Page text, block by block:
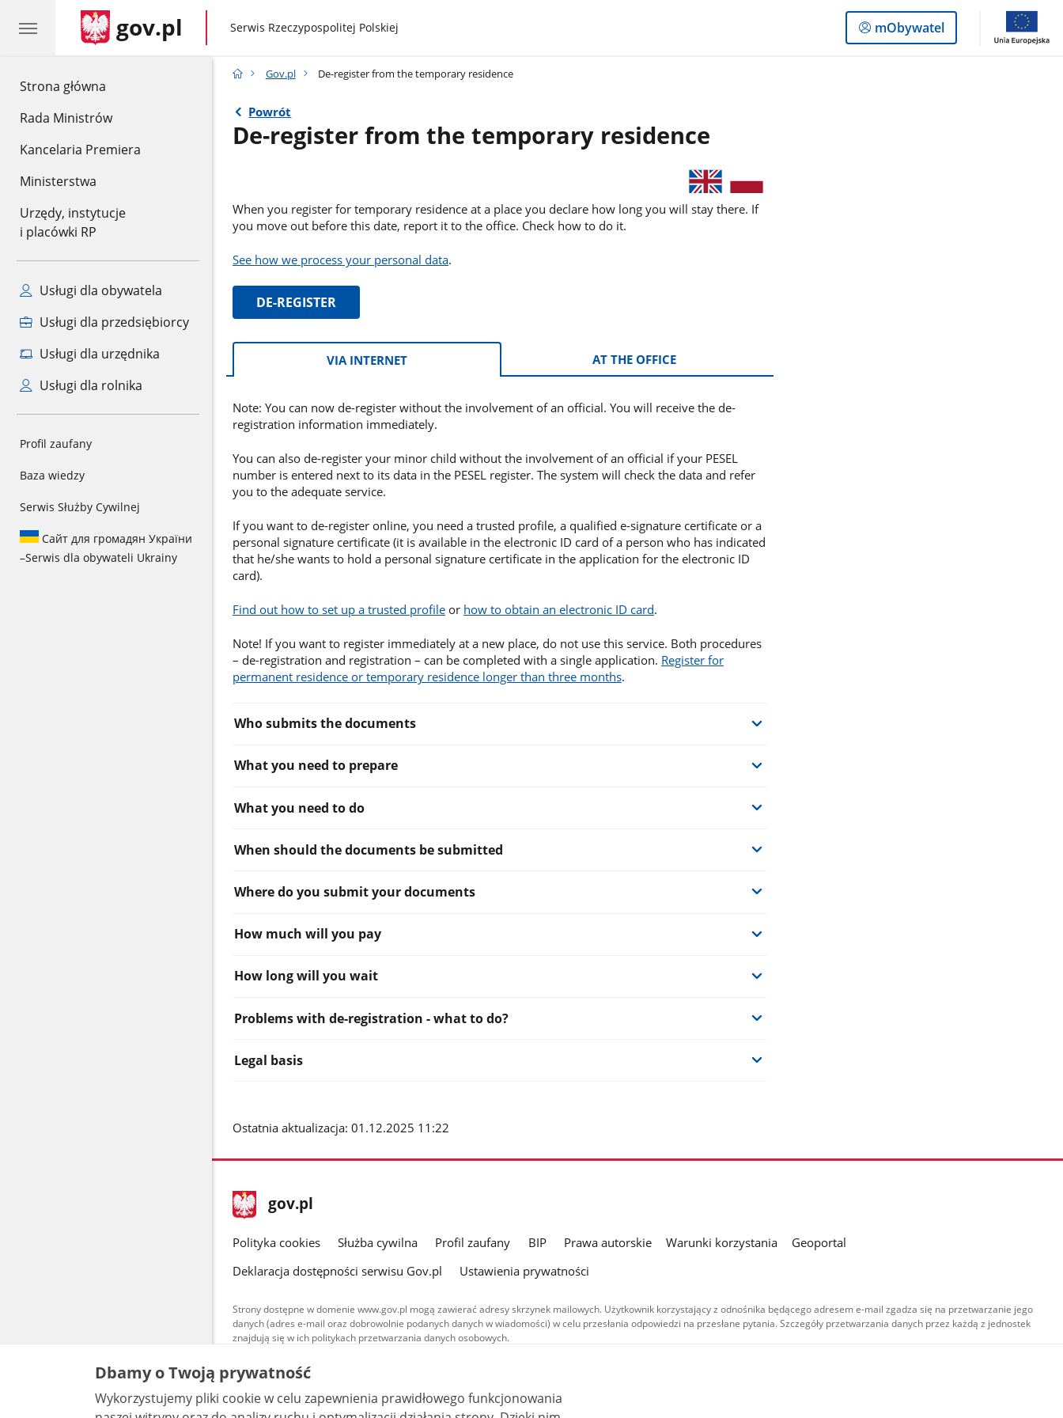
Strona główna
Rada Ministrów
Kancelaria Premiera
Ministerstwa
Urzędy, instytucje
i placówki RP
Usługi dla obywatela
Usługi dla przedsiębiorcy
Usługi dla urzędnika
Usługi dla rolnika
Profil zaufany
Baza wiedzy
Serwis Służby Cywilnej
Сайт для громадян України
–Serwis dla obywateli Ukrainy
gov.pl gov.pl
Serwis Rzeczypospolitej Polskiej
Logowanie
do
mObywatel
Gov.pl De-register from the temporary residence
Powrót
De-register from the temporary residence
When you register for temporary residence at a place you declare how long you will stay there. If
you move out before this date, report it to the office. Check how to do it.
See how we process your personal data.
DE-REGISTER
Informacje:VIA INTERNET AT THE OFFICE
Note: You can now de-register without the involvement of an official. You will receive the de-
registration information immediately.
You can also de-register your minor child without the involvement of an official if your PESEL
number is entered next to its data in the PESEL register. The system will check the data and refer
you to the adequate service.
If you want to de-register online, you need a trusted profile, a qualified e-signature certificate or a
personal signature certificate (it is available in the electronic ID card of a person who has indicated
that he/she wants to hold a personal signature certificate in the application for the electronic ID
card).
Find out how to set up a trusted profileor how to obtain an electronic ID card.
Note! If you want to register immediately at a new place, do not use this service. Both procedures
– de-registration and registration – can be completed with a single application. Register for
permanent residence or temporary residence longer than three months.
Who submits the documents
What you need to prepare
What you need to do
When should the documents be submitted
Where do you submit your documents
How much will you pay
How long will you wait
Problems with de-registration - what to do?
Legal basis
Ostatnia aktualizacja: 01.12.2025 11:22
stopka
gov.pl Strona
gov.pl
gov.pl
Polityka cookies Służba cywilna Profil zaufany BIP Prawa autorskie Warunki korzystania
Geoportal
Deklaracja dostępności serwisu Gov.pl
Ustawienia prywatności
Strony dostępne w domenie www.gov.pl mogą zawierać adresy skrzynek mailowych. Użytkownik korzystający z odnośnika będącego adresem e-mail zgadza się na przetwarzanie jego
danych (adres e-mail oraz dobrowolnie podanych danych w wiadomości) w celu przesłania odpowiedzi na przesłane pytania. Szczegóły przetwarzania danych przez każdą z jednostek
znajdują się w ich politykach przetwarzania danych osobowych.
Treści tekstowe publikowane w serwisie (z wyłączeniem treści audiowizualnych), są
udostępniane na licencji typu Creative Commons: uznanie autorstwa - na tych samych
warunkach 4.0 (CC BY-SA 4.0). Materiały audiowizualne, w tym zdjęcia, materiały audio i wideo,
są udostępniane na licencji typu Creative Commons: uznanie autorstwa użycie niekomercyjne -
bez utworów zależnych 4.0 (CC BY-NC-ND 4.0), o ile nie jest to stwierdzone inaczej.
Dbamy o Twoją prywatność
Wykorzystujemy pliki cookie w celu zapewnienia prawidłowego funkcjonowania